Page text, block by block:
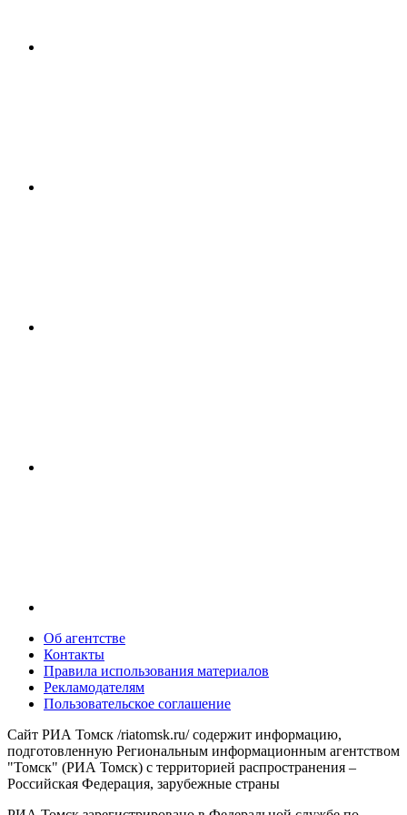
Об агентстве
Контакты
Правила использования материалов
Рекламодателям
Пользовательское соглашение
Сайт РИА Томск /riatomsk.ru/ содержит информацию,
подготовленную Региональным информационным агентством
"Томск" (РИА Томск) с территорией распространения –
Российская Федерация, зарубежные страны